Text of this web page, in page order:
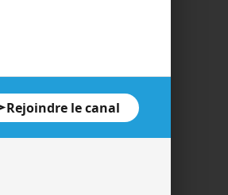
Rejoindre le canal